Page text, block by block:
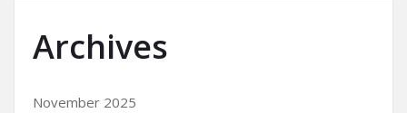
Archives
November 2025